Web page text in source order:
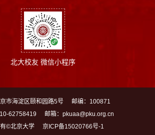
北大校友 微信小程序
市海淀区颐和园路5号
邮编：100871
62758419
邮箱：pkuaa@pku.org.cn
©北京大学
京ICP备15020766号-1